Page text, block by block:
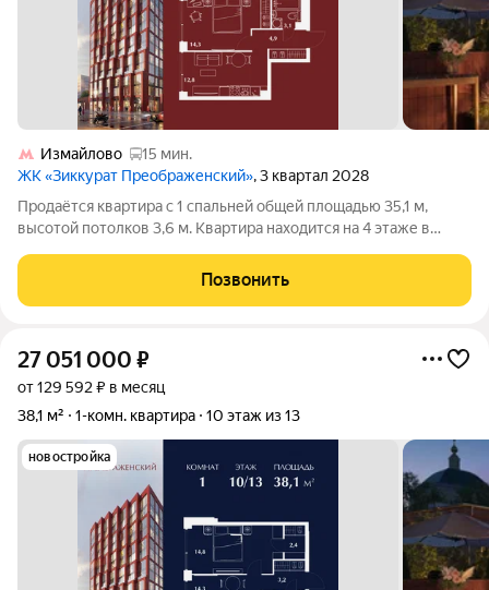
Измайлово
15 мин.
ЖК «Зиккурат Преображенский», 3 квартал 2028
Продаётся квартира с 1 спальней общей площадью 35,1 м,
высотой потолков 3,6 м. Квартира находится на 4 этаже в
«Зиккурат Преображенский» расположен в тихом зелёном
районе, где сохранилась
Позвонить
27 051 000 ₽
от 129 592 ₽ в месяц
38,1 м²
1-комн. квартира 10 этаж из 13
новостройка